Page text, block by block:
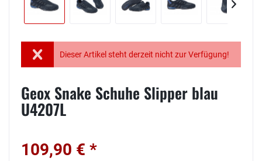
Dieser Artikel steht derzeit nicht zur Verfügung!
Geox Snake Schuhe Slipper blau
U4207L
109,90 € *